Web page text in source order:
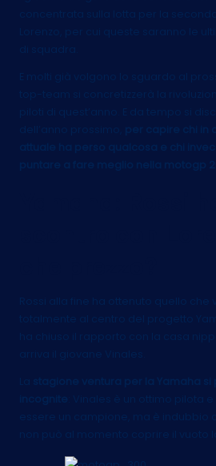
concentrata sulla lotta per la
Lorenzo, per cui queste saranno le
E molti già volgono lo sguardo al
top-team si concretizzerà la
piloti di quest’anno. E da tempo si
dell’anno prossimo,
per capire chi in
attuale ha perso qualcosa e chi
puntare a fare meglio nella motogp
Rossi alla fine ha ottenuto quello che
totalmente al centro del progetto
ha chiuso il rapporto con la casa
arriva il giovane Vinales.
stagione ventura per la Yamaha si
incognite
: Vinales è un ottimo pilota
essere un campione, ma è indubbio
non può al momento coprire il vuoto